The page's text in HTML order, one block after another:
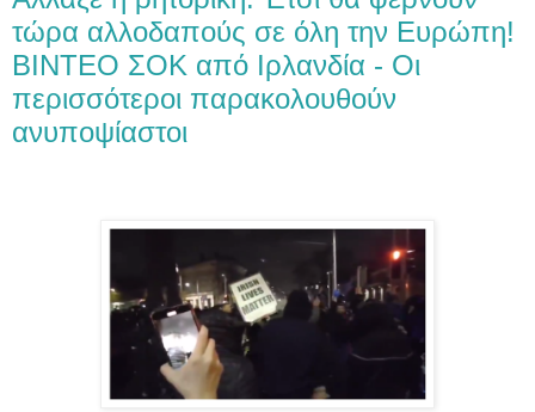
τώρα αλλοδαπούς σε όλη την Ευρώπη!
BINTEO ΣΟΚ από Ιρλανδία - Οι
περισσότεροι παρακολουθούν
ανυποψίαστοι